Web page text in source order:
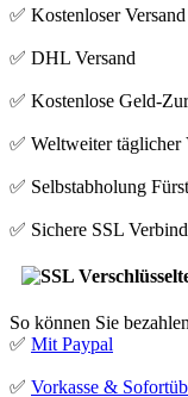
✅ Kostenloser
✅ DHL Versand
✅ Kostenlose Geld-
✅ Weltweiter täglicher
✅ Selbstabholung
✅ Sichere SSL
So können Sie bezahlen
✅ Mit Paypal
✅ Vorkasse &